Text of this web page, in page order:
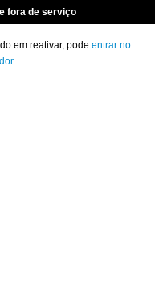
fora de serviço
em reativar, pode entrar no
.